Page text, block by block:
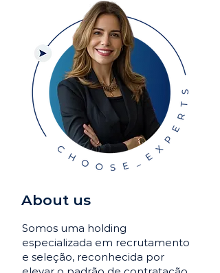
About us
Somos uma holding
especializada em recrutamento
e seleção, reconhecida por